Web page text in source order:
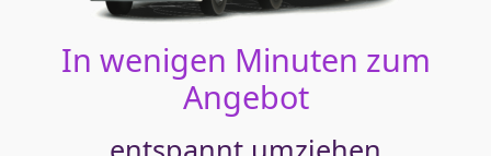
In wenigen Minuten zum
Angebot